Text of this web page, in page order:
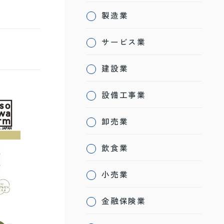
製造業
サービス業
建設業
設備工事業
卸売業
飲食業
小売業
金融保険業